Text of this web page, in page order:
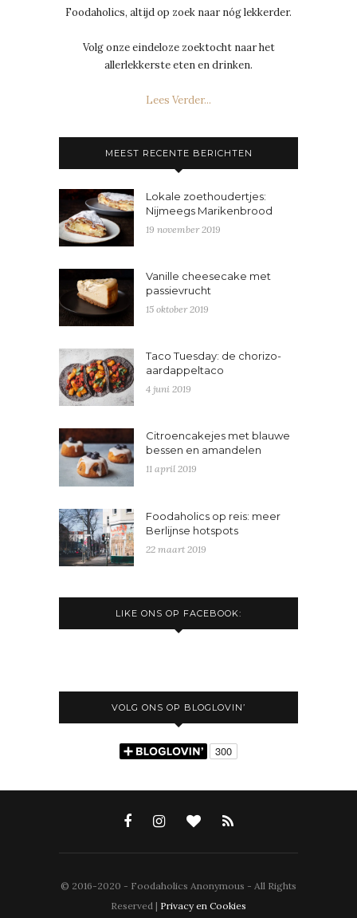
Foodaholics, altijd op zoek naar nóg lekkerder.
Volg onze eindeloze zoektocht naar het
allerlekkerste eten en drinken.
Lees Verder...
MEEST RECENTE BERICHTEN
Lokale zoethoudertjes:
Nijmeegs Marikenbrood
19 november 2019
Vanille cheesecake met
passievrucht
15 oktober 2019
Taco Tuesday: de chorizo-
aardappeltaco
4 juni 2019
Citroencakejes met blauwe
bessen en amandelen
11 april 2019
Foodaholics op reis: meer
Berlijnse hotspots
22 maart 2019
LIKE ONS OP FACEBOOK:
VOLG ONS OP BLOGLOVIN’
© 2016-2020 - Foodaholics Anonymous - All Rights
Reserved | Privacy en Cookies